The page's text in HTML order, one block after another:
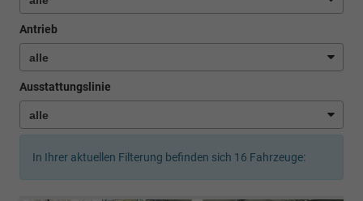
Antrieb
Ausstattungslinie
In Ihrer aktuellen Filterung befinden sich 16 Fahrzeuge: